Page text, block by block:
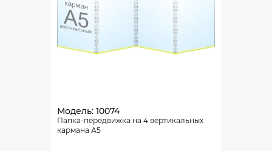
Модель: 10074
Папка-передвижка на 4 вертикальных
кармана А5